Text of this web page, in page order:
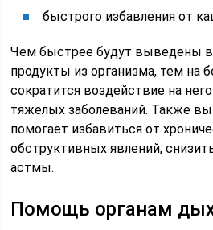
быстрого избавления от
Чем быстрее будут выведены
продукты из организма, тем на
сократится воздействие на
тяжелых заболеваний. Также
помогает избавиться от
обструктивных явлений,
астмы.
Помощь органам